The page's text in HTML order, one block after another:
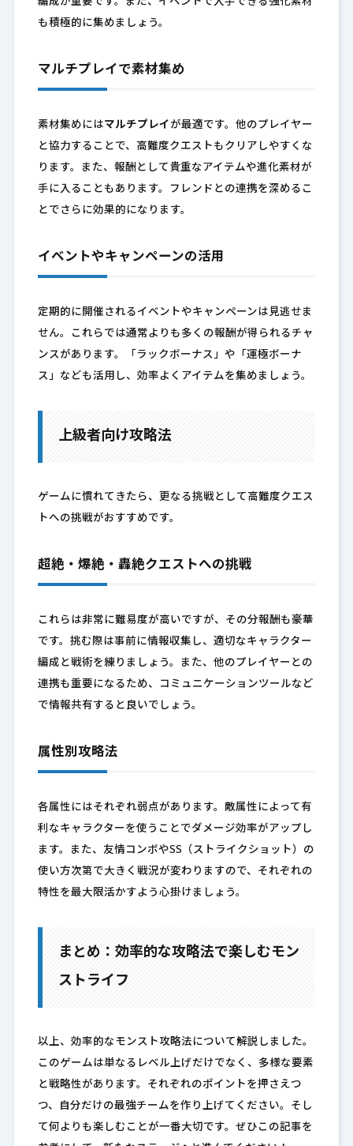
も積極的に集めましょう。
マルチプレイで素材集め
素材集めにはマルチプレイ が最適です。他のプレイヤー
と協力することで、高難度クエストもクリアしやすくな
ります。また、報酬として貴重なアイテムや進化素材が
手に入ることもあります。フレンドとの連携を深めるこ
とでさらに効果的になります。
イベントやキャンペーンの活用
定期的に開催されるイベントやキャンペーンは見逃せま
せん。これらでは通常よりも多くの報酬が得られるチャ
ンスがあります。「ラックボーナス」や「運極ボーナ
ス」なども活用し、効率よくアイテムを集めましょう。
上級者向け攻略法
ゲームに慣れてきたら、更なる挑戦として高難度クエス
トへの挑戦がおすすめです。
超絶・爆絶・轟絶クエストへの挑戦
これらは非常に難易度が高いですが、その分報酬も豪華
です。挑む際は事前に情報収集し、適切なキャラクター
編成と戦術を練りましょう。また、他のプレイヤーとの
連携も重要になるため、コミュニケーションツールなど
で情報共有すると良いでしょう。
属性別攻略法
各属性にはそれぞれ弱点があります。敵属性によって有
利なキャラクターを使うことでダメージ効率がアップし
ます。また、友情コンボやSS（ストライクショット）の
使い方次第で大きく戦況が変わりますので、それぞれの
特性を最大限活かすよう心掛けましょう。
まとめ：効率的な攻略法で楽しむモン
ストライフ
以上、効率的なモンスト攻略法について解説しました。
このゲームは単なるレベル上げだけでなく、多様な要素
と戦略性があります。それぞれのポイントを押さえつ
つ、自分だけの最強チームを作り上げてください。そし
て何よりも楽しむことが一番大切です。ぜひこの記事を